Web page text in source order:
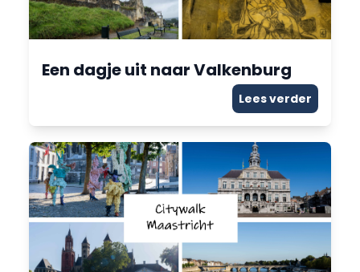
Een dagje uit naar Valkenburg
Lees verder